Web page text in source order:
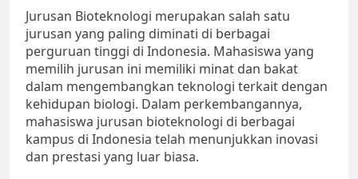
Jurusan Bioteknologi merupakan salah satu
jurusan yang paling diminati di berbagai
perguruan tinggi di Indonesia. Mahasiswa yang
memilih jurusan ini memiliki minat dan bakat
dalam mengembangkan teknologi terkait dengan
kehidupan biologi. Dalam perkembangannya,
mahasiswa jurusan bioteknologi di berbagai
kampus di Indonesia telah menunjukkan inovasi
dan prestasi yang luar biasa.